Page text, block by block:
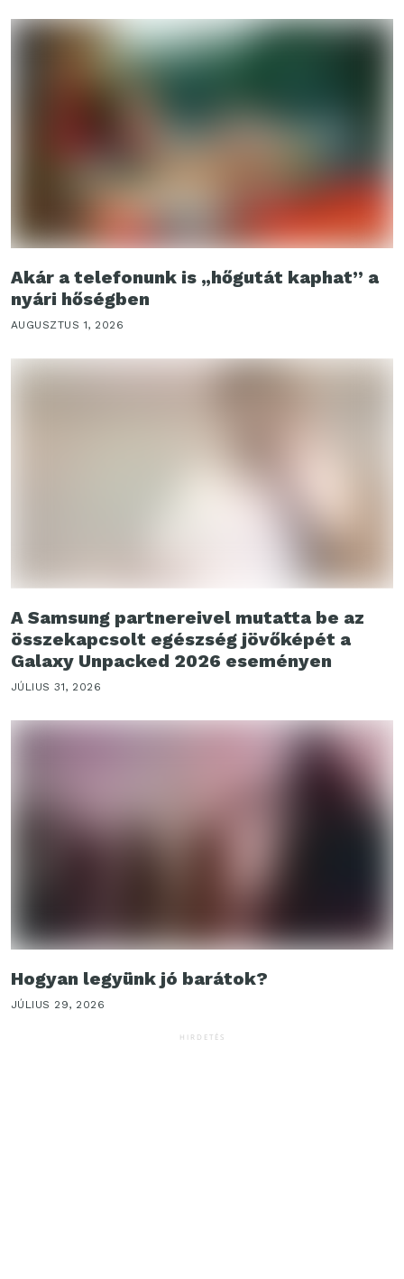
Akár a telefonunk is „hőgutát kaphat” a
nyári hőségben
AUGUSZTUS 1, 2026
A Samsung partnereivel mutatta be az
összekapcsolt egészség jövőképét a
Galaxy Unpacked 2026 eseményen
JÚLIUS 31, 2026
Hogyan legyünk jó barátok?
JÚLIUS 29, 2026
HIRDETÉS